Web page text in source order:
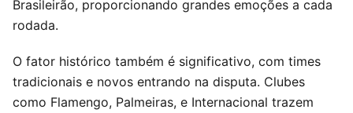
Brasileirão, proporcionando grandes emoções a cada
rodada.
O fator histórico também é significativo, com times
tradicionais e novos entrando na disputa. Clubes
como Flamengo, Palmeiras, e Internacional trazem